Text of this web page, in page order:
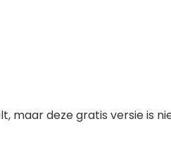
maar deze gratis versie is